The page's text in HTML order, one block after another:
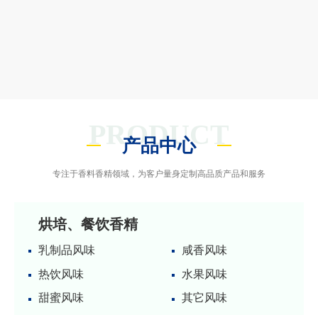
PRODUCT
产品中心
专注于香料香精领域，为客户量身定制高品质产品和服务
烘培、餐饮香精
乳制品风味
咸香风味
热饮风味
水果风味
甜蜜风味
其它风味